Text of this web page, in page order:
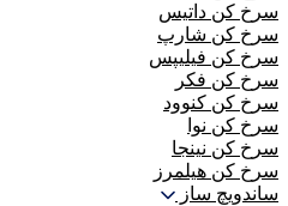
سرخ کن داتیس
سرخ کن شارپ
سرخ کن فیلیپس
سرخ کن فکر
سرخ کن کنوود
سرخ کن نوا
سرخ کن نینجا
سرخ کن هیلمرز
ساندویچ ساز